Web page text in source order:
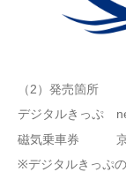
（2）発売箇所
デジタルきっぷ
磁気乗車券 京急
※デジタルきっぷ